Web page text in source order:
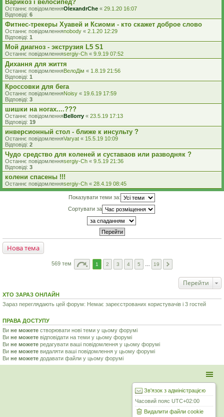
Варикоз і велосипед?
Останнє повідомленняOlexandrChe « 29.1.20 16:07
Відповіді: 6
Фитнес-трекеры Хуавей и Ксиоми - кто скажет доброе слово
Останнє повідомленняnobody « 2.1.20 12:29
Відповіді: 1
Мой диагноз - экструзия L5 S1
Останнє повідомленняsergiy-Ch « 9.9.19 07:52
Дихання для життя
Останнє повідомленняВелоДім « 1.8.19 21:56
Відповіді: 1
Кроссовки для бега
Останнє повідомленняNoisy « 19.6.19 17:59
Відповіді: 3
шишки на ногах....???
Останнє повідомленняBellorry « 23.5.19 17:13
Відповіді: 19
инверсионный стол - ближе к инсульту ?
Останнє повідомленняVaryat « 15.5.19 10:09
Відповіді: 2
Чудо средство для коленей и суставаов или разводняк ?
Останнє повідомленняsergiy-Ch « 9.5.19 21:36
Відповіді: 3
колени спасены !!!
Останнє повідомленняsergiy-Ch « 28.4.19 08:45
Показувати теми за:
Сортувати за
Нова тема
569 тем 1 2 3 4 5 19
Перейти
ХТО ЗАРАЗ ОНЛАЙН
Зараз переглядають цей форум: Немає зареєстрованих користувачів і 3 гостей
ПРАВА ДОСТУПУ
Ви не можете створювати нові теми у цьому форумі
Ви не можете відповідати на теми у цьому форумі
Ви не можете редагувати ваші повідомлення у цьому форумі
Ви не можете видаляти ваші повідомлення у цьому форумі
Ви не можете додавати файли у цьому форумі
Зв'язок з адміністрацією
Часовий пояс UTC+02:00
Видалити файли cookie